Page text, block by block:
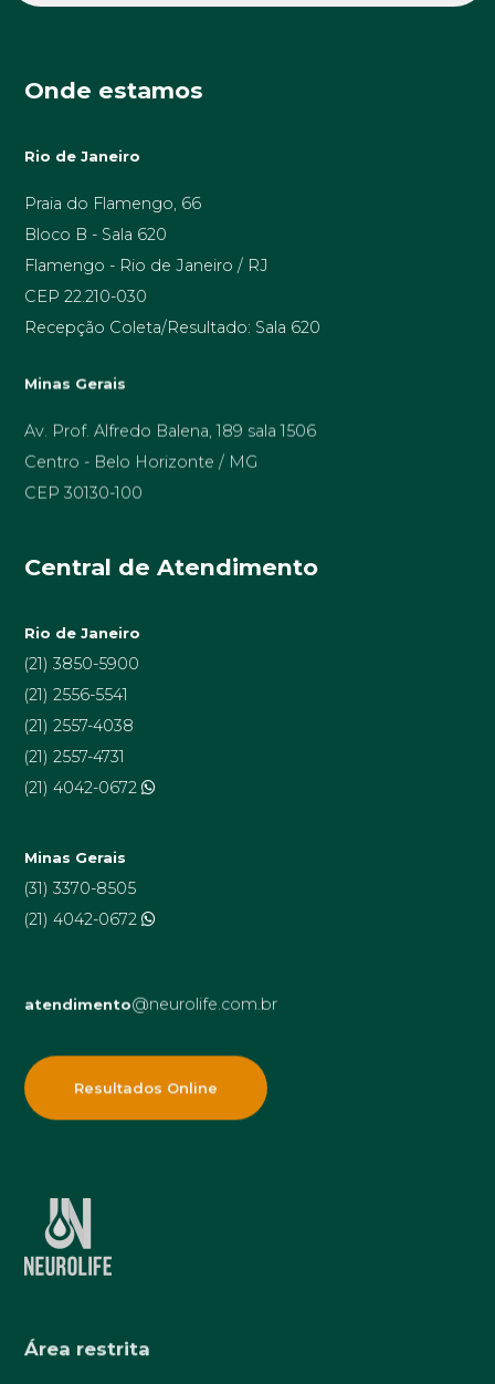
Onde estamos
Rio de Janeiro
Praia do Flamengo, 66
Bloco B - Sala 620
Flamengo - Rio de Janeiro / RJ
CEP 22.210-030
Recepção Coleta/Resultado: Sala 620
Minas Gerais
Av. Prof. Alfredo Balena, 189 sala 1506
Centro - Belo Horizonte / MG
CEP 30130-100
Central de Atendimento
Rio de Janeiro
(21) 3850-5900
(21) 2556-5541
(21) 2557-4038
(21) 2557-4731
(21) 4042-0672
Minas Gerais
(31) 3370-8505
(21) 4042-0672
atendimento@neurolife.com.br
Resultados Online